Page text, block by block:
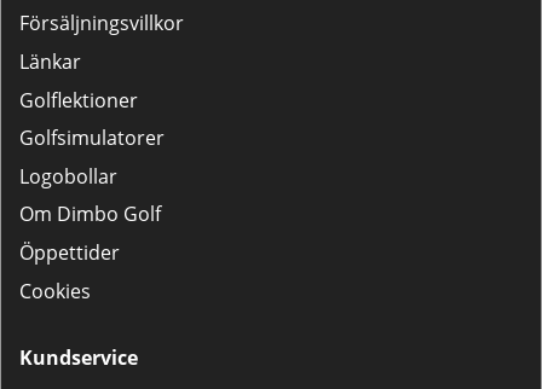
Försäljningsvillkor
Länkar
Golflektioner
Golfsimulatorer
Logobollar
Om Dimbo Golf
Öppettider
Cookies
Kundservice